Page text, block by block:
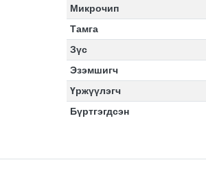
Микрочип
Тамга
Зүс
Эзэмшигч
Үржүүлэгч
Бүртгэгдсэн